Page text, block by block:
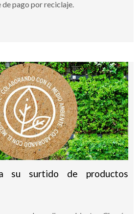
de pago por reciclaje.
su surtido de productos